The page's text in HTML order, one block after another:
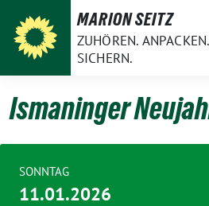
zum
Inhalt
MARION SEITZ
ZUHÖREN.
SICHERN.
Ismaninger
SONNTAG
11.01.2026